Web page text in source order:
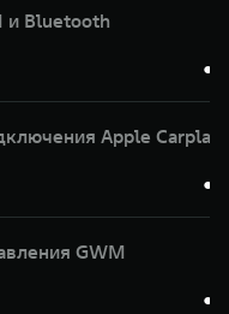
и Bluetooth
●
Apple Carplay
●
GWM
●